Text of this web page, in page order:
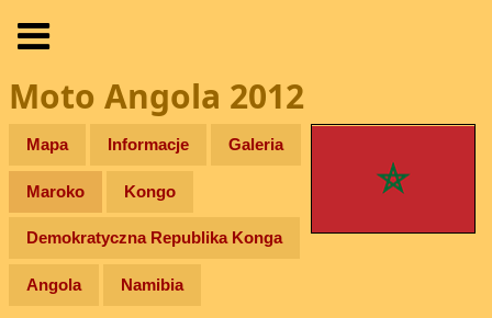
Moto Angola 2012
Mapa Informacje Galeria
Maroko Kongo
Demokratyczna Republika Konga
Angola Namibia